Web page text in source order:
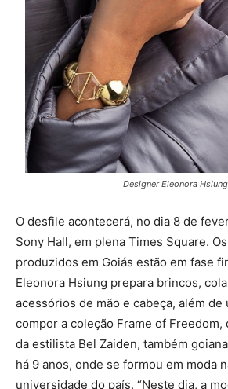
Designer Eleonora Hsiung
O desfile acontecerá, no dia 8 de
Sony Hall, em plena Times Square.
produzidos em Goiás estão em fase
Eleonora Hsiung prepara brincos,
acessórios de mão e cabeça, além de
compor a coleção Frame of Freedom,
da estilista Bel Zaiden, também
há 9 anos, onde se formou em moda
universidade do país. “Neste dia, a